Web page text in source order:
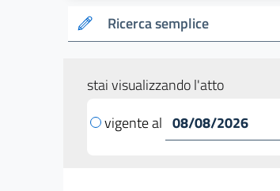
Ricerca semplice
stai visualizzando l'atto
vigente al